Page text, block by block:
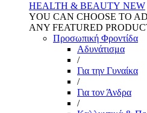
HEALTH & BEAUTY NEW
YOU CAN CHOOSE TO
ANY FEATURED
Προσωπική Φροντίδα
Αδυνάτισμα
/
Για την Γυναίκα
/
Για τον Άνδρα
/